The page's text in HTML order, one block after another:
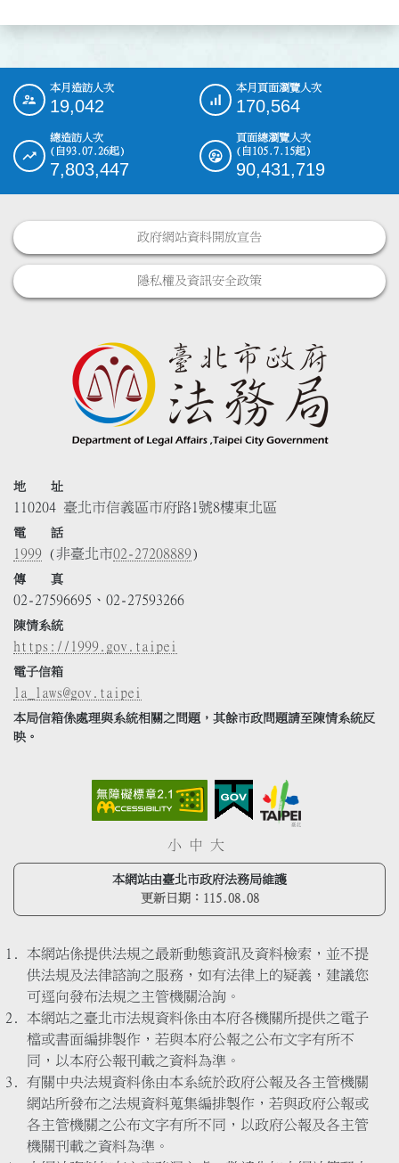
::: 本月造訪人次
19,042
本月頁面瀏覽人次
170,564
總造訪人次
(自93.07.26起)
7,803,447
頁面總瀏覽人次
(自105.7.15起)
90,431,719
政府網站資料開放宣告
隱私權及資訊安全政策
地 址
110204 臺北市信義區市府路1號8樓東北區
電 話
1999 (非臺北市02-27208889)
傳 真
02-27596695、02-27593266
陳情系統
https://1999.gov.taipei
電子信箱
la_laws@gov.taipei
本局信箱係處理與系統相關之問題，其餘市政問題請至陳情系統反
映。
小 中 大
本網站由臺北市政府法務局維護
更新日期： 115.08.08
本網站係提供法規之最新動態資訊及資料檢索，並不提
供法規及法律諮詢之服務，如有法律上的疑義，建議您
可逕向發布法規之主管機關洽詢。
本網站之臺北市法規資料係由本府各機關所提供之電子
檔或書面編排製作，若與本府公報之公布文字有所不
同，以本府公報刊載之資料為準。
有關中央法規資料係由本系統於政府公報及各主管機關
網站所發布之法規資料蒐集編排製作，若與政府公報或
各主管機關之公布文字有所不同，以政府公報及各主管
機關刊載之資料為準。